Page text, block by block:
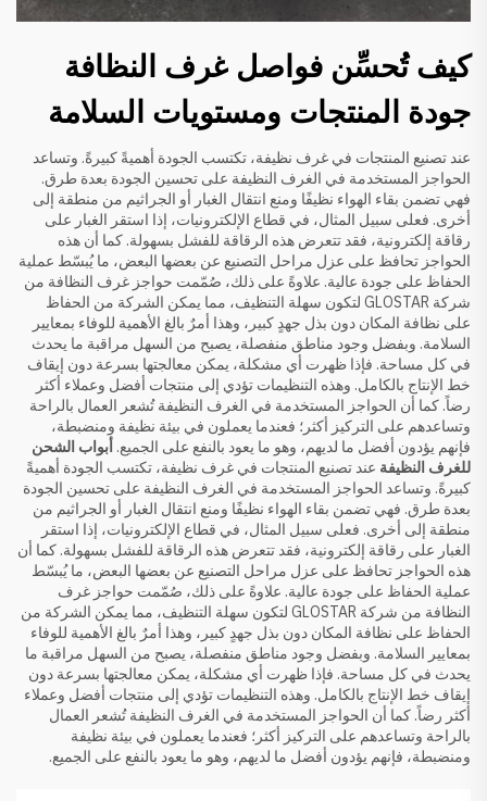
كيف تُحسِّن فواصل غرف النظافة
جودة المنتجات ومستويات السلامة
عند تصنيع المنتجات في غرف نظيفة، تكتسب الجودة أهميةً كبيرةً. وتساعد
الحواجز المستخدمة في الغرف النظيفة على تحسين الجودة بعدة طرق.
فهي تضمن بقاء الهواء نظيفًا ومنع انتقال الغبار أو الجراثيم من منطقة إلى
أخرى. فعلى سبيل المثال، في قطاع الإلكترونيات، إذا استقر الغبار على
رقاقة إلكترونية، فقد تتعرض هذه الرقاقة للفشل بسهولة. كما أن هذه
الحواجز تحافظ على عزل مراحل التصنيع عن بعضها البعض، ما يُبسّط عملية
الحفاظ على جودة عالية. علاوةً على ذلك، صُمّمت حواجز غرف النظافة من
شركة GLOSTAR لتكون سهلة التنظيف، مما يمكن الشركة من الحفاظ
على نظافة المكان دون بذل جهدٍ كبير، وهذا أمرٌ بالغ الأهمية للوفاء بمعايير
السلامة. وبفضل وجود مناطق منفصلة، يصبح من السهل مراقبة ما يحدث
في كل مساحة. فإذا ظهرت أي مشكلة، يمكن معالجتها بسرعة دون إيقاف
خط الإنتاج بالكامل. وهذه التنظيمات تؤدي إلى منتجات أفضل وعملاء أكثر
رضاً. كما أن الحواجز المستخدمة في الغرف النظيفة تُشعر العمال بالراحة
وتساعدهم على التركيز أكثر؛ فعندما يعملون في بيئة نظيفة ومنضبطة،
فإنهم يؤدون أفضل ما لديهم، وهو ما يعود بالنفع على الجميع. أبواب الشحن
للغرف النظيفة عند تصنيع المنتجات في غرف نظيفة، تكتسب الجودة أهميةً
كبيرةً. وتساعد الحواجز المستخدمة في الغرف النظيفة على تحسين الجودة
بعدة طرق. فهي تضمن بقاء الهواء نظيفًا ومنع انتقال الغبار أو الجراثيم من
منطقة إلى أخرى. فعلى سبيل المثال، في قطاع الإلكترونيات، إذا استقر
الغبار على رقاقة إلكترونية، فقد تتعرض هذه الرقاقة للفشل بسهولة. كما أن
هذه الحواجز تحافظ على عزل مراحل التصنيع عن بعضها البعض، ما يُبسّط
عملية الحفاظ على جودة عالية. علاوةً على ذلك، صُمّمت حواجز غرف
النظافة من شركة GLOSTAR لتكون سهلة التنظيف، مما يمكن الشركة من
الحفاظ على نظافة المكان دون بذل جهدٍ كبير، وهذا أمرٌ بالغ الأهمية للوفاء
بمعايير السلامة. وبفضل وجود مناطق منفصلة، يصبح من السهل مراقبة ما
يحدث في كل مساحة. فإذا ظهرت أي مشكلة، يمكن معالجتها بسرعة دون
إيقاف خط الإنتاج بالكامل. وهذه التنظيمات تؤدي إلى منتجات أفضل وعملاء
أكثر رضاً. كما أن الحواجز المستخدمة في الغرف النظيفة تُشعر العمال
بالراحة وتساعدهم على التركيز أكثر؛ فعندما يعملون في بيئة نظيفة
ومنضبطة، فإنهم يؤدون أفضل ما لديهم، وهو ما يعود بالنفع على الجميع.